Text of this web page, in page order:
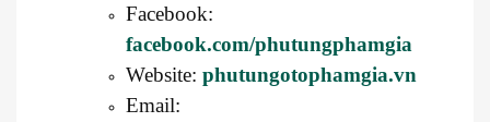
Facebook:
facebook.com/phutungphamgia
Website: phutungotophamgia.vn
Email: